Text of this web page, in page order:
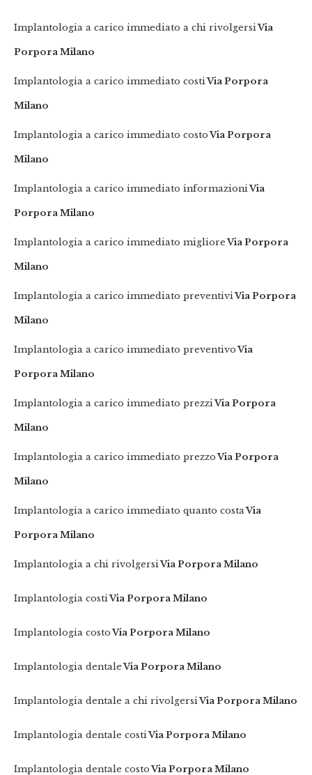
Implantologia a carico immediato a chi rivolgersiVia
Porpora Milano
Implantologia a carico immediato costiVia Porpora
Milano
Implantologia a carico immediato costoVia Porpora
Milano
Implantologia a carico immediato informazioniVia
Porpora Milano
Implantologia a carico immediato miglioreVia Porpora
Milano
Implantologia a carico immediato preventiviVia Porpora
Milano
Implantologia a carico immediato preventivoVia
Porpora Milano
Implantologia a carico immediato prezziVia Porpora
Milano
Implantologia a carico immediato prezzoVia Porpora
Milano
Implantologia a carico immediato quanto costaVia
Porpora Milano
Implantologia a chi rivolgersiVia Porpora Milano
Implantologia costiVia Porpora Milano
Implantologia costoVia Porpora Milano
Implantologia dentaleVia Porpora Milano
Implantologia dentale a chi rivolgersiVia Porpora Milano
Implantologia dentale costiVia Porpora Milano
Implantologia dentale costoVia Porpora Milano